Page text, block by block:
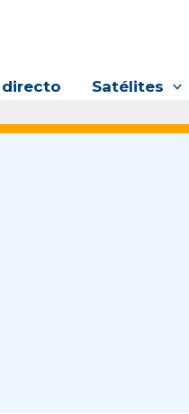
directo Satélites